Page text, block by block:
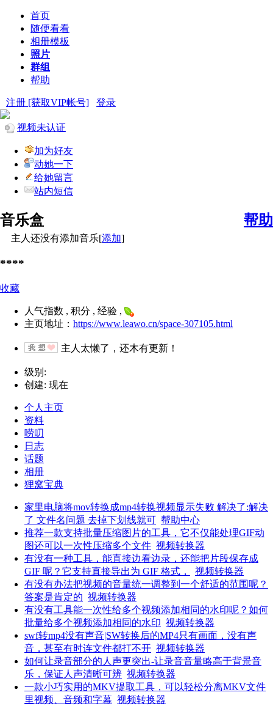
首页
随便看看
相册模板
照片
群组
帮助
注册 [获取VIP帐号] 登录
视频未认证
加为好友
动她一下
给她留言
站内短信
帮助
音乐盒
主人还没有添加音乐[添加]
****
收藏
人气指数 , 积分 , 经验 ,
主页地址： https://www.leawo.cn/space-307105.html
主人太懒了，还木有更新！
级别:
创建: 现在
个人主页
资料
唠叨
日志
话题
相册
狸窝宝典
家里电脑将mov转换成mp4转换视频显示失败 解决了:解决
了 文件名问题 去掉下划线就可 帮助中心
推荐一款支持批量压缩图片的工具，它不仅能处理GIF动
图还可以一次性压缩多个文件 视频转换器
有没有一种工具，能直接边看边录，还能把片段保存成
GIF 呢？它支持直接导出为 GIF 格式，
视频转换器
有没有办法把视频的音量统一调整到一个舒适的范围呢？
答案是肯定的 视频转换器
有没有工具能一次性给多个视频添加相同的水印呢？如何
批量给多个视频添加相同的水印 视频转换器
swf转mp4没有声音|SW转换后的MP4只有画面，没有声
音，甚至有时连文件都打不开 视频转换器
如何让录音部分的人声更突出-让录音音量略高于背景音
乐，保证人声清晰可辨 视频转换器
一款小巧实用的MKV提取工具，可以轻松分离MKV文件
里视频、音频和字幕 视频转换器